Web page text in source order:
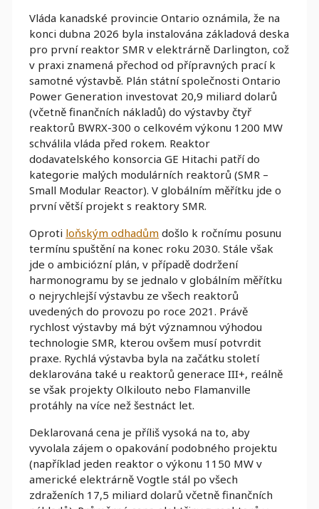
Vláda kanadské provincie Ontario oznámila, že na
konci dubna 2026 byla instalována základová deska
pro první reaktor SMR v elektrárně Darlington, což
v praxi znamená přechod od přípravných prací k
samotné výstavbě. Plán státní společnosti Ontario
Power Generation investovat 20,9 miliard dolarů
(včetně finančních nákladů) do výstavby čtyř
reaktorů BWRX-300 o celkovém výkonu 1200 MW
schválila vláda před rokem. Reaktor
dodavatelského konsorcia GE Hitachi patří do
kategorie malých modulárních reaktorů (SMR –
Small Modular Reactor). V globálním měřítku jde o
první větší projekt s reaktory SMR.
Oproti loňským odhadům došlo k ročnímu posunu
termínu spuštění na konec roku 2030. Stále však
jde o ambiciózní plán, v případě dodržení
harmonogramu by se jednalo v globálním měřítku
o nejrychlejší výstavbu ze všech reaktorů
uvedených do provozu po roce 2021. Právě
rychlost výstavby má být významnou výhodou
technologie SMR, kterou ovšem musí potvrdit
praxe. Rychlá výstavba byla na začátku století
deklarována také u reaktorů generace III+, reálně
se však projekty Olkilouto nebo Flamanville
protáhly na více než šestnáct let.
Deklarovaná cena je příliš vysoká na to, aby
vyvolala zájem o opakování podobného projektu
(například jeden reaktor o výkonu 1150 MW v
americké elektrárně Vogtle stál po všech
zdraženích 17,5 miliard dolarů včetně finančních